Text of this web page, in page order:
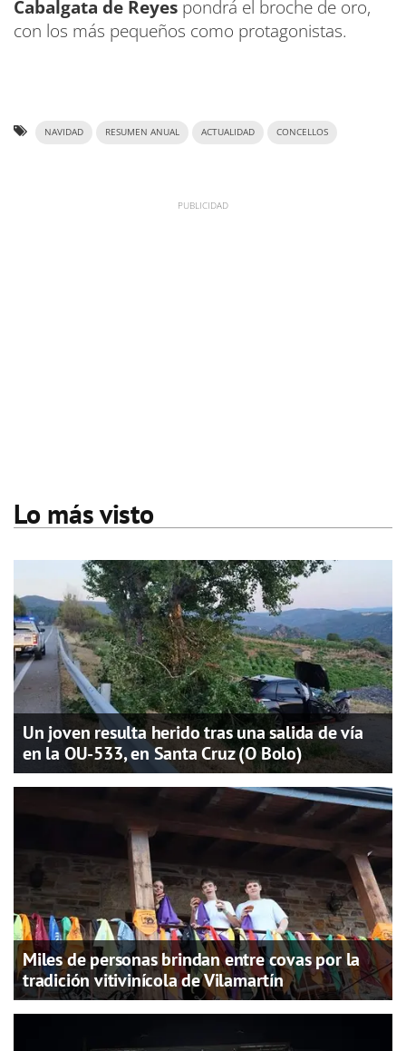
Cabalgata de Reyes pondrá el broche de oro,
con los más pequeños como protagonistas.
NAVIDAD RESUMEN ANUAL ACTUALIDAD CONCELLOS
Lo más visto
Un joven resulta herido tras una salida de vía
en la OU-533, en Santa Cruz (O Bolo)
Miles de personas brindan entre covas por la
tradición vitivinícola de Vilamartín